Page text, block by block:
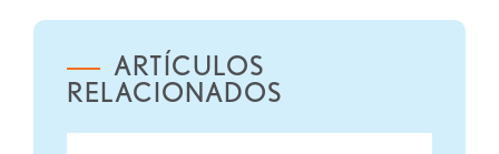
ARTÍCULOS
RELACIONADOS